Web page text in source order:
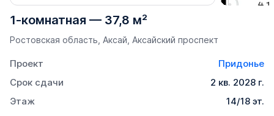
1-комнатная — 37,8 м²
Ростовская область, Аксай, Аксайский проспект
Проект
Придонье
Срок сдачи
2 кв. 2028 г.
Этаж
14/18 эт.